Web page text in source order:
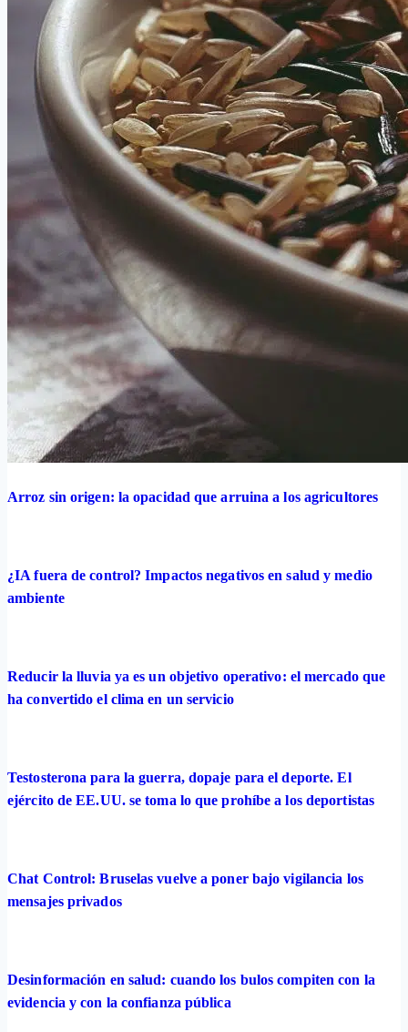
Arroz sin origen: la opacidad que arruina a los agricultores
¿IA fuera de control? Impactos negativos en salud y medio
ambiente
Reducir la lluvia ya es un objetivo operativo: el mercado que
ha convertido el clima en un servicio
Testosterona para la guerra, dopaje para el deporte. El
ejército de EE.UU. se toma lo que prohíbe a los deportistas
Chat Control: Bruselas vuelve a poner bajo vigilancia los
mensajes privados
Desinformación en salud: cuando los bulos compiten con la
evidencia y con la confianza pública